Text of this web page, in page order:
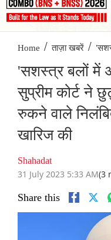
Home / ताज़ा खबरें /
'सशस्त्र बलों में
सुप्रीम कोर्ट ने
रुकने वाले
खारिज की
Shahadat
31 July 2023 5:33 AM(3
Share this